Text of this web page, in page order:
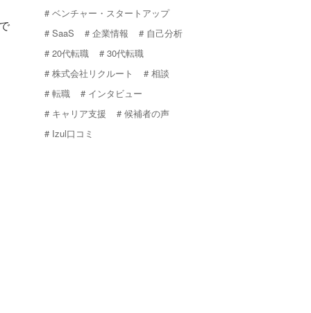
ベンチャー・スタートアップ
SaaS
企業情報
自己分析
20代転職
30代転職
株式会社リクルート
相談
転職
インタビュー
キャリア支援
候補者の声
Izul口コミ